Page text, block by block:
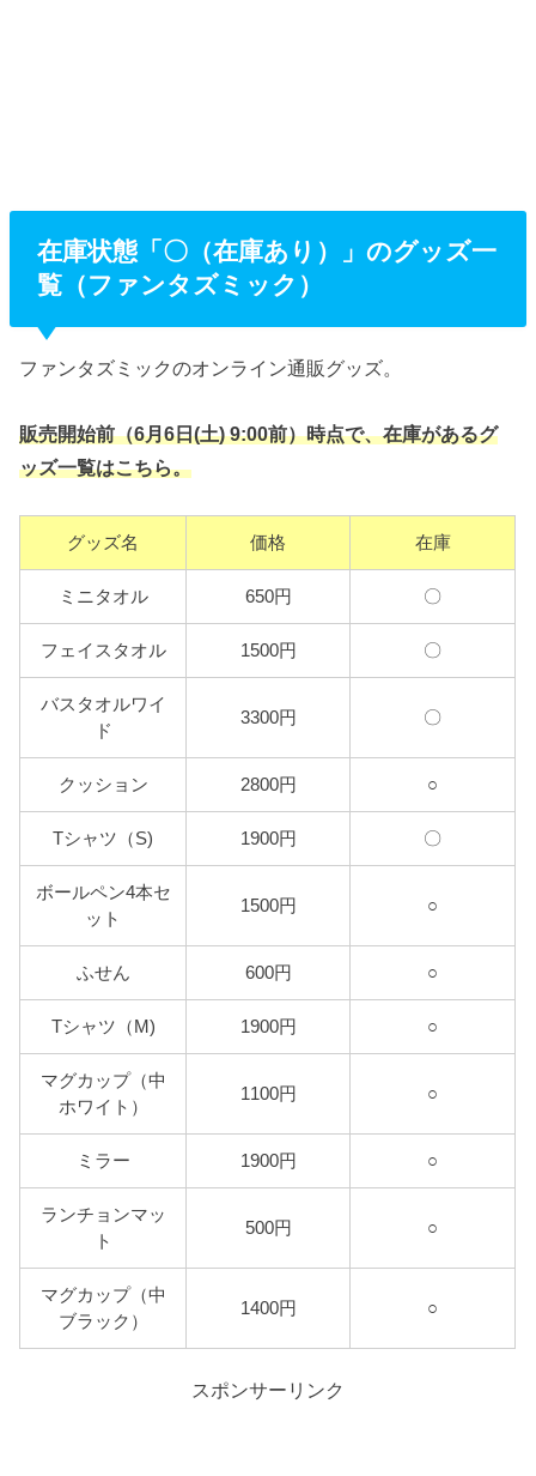
在庫状態「〇（在庫あり）」のグッズ一
覧（ファンタズミック）
ファンタズミックのオンライン通販グッズ。
販売開始前（6月6日(土) 9:00前）時点で、在庫があるグ
ッズ一覧はこちら。
グッズ名 価格 在庫
ミニタオル 650円 〇
フェイスタオル 1500円 〇
バスタオルワイ
ド
3300円 〇
クッション 2800円 ○
Tシャツ（S) 1900円 〇
ボールペン4本セ
ット
1500円 ○
ふせん 600円 ○
Tシャツ（M) 1900円 ○
マグカップ（中
ホワイト）
1100円 ○
ミラー 1900円 ○
ランチョンマッ
ト
500円 ○
マグカップ（中
ブラック）
1400円 ○
スポンサーリンク